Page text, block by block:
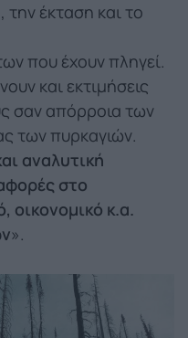
την έκταση και το
που έχουν πληγεί.
και εκτιμήσεις
σαν απόρροια των
των πυρκαγιών.
αναλυτική
στο
οικονομικό κ.α.
».